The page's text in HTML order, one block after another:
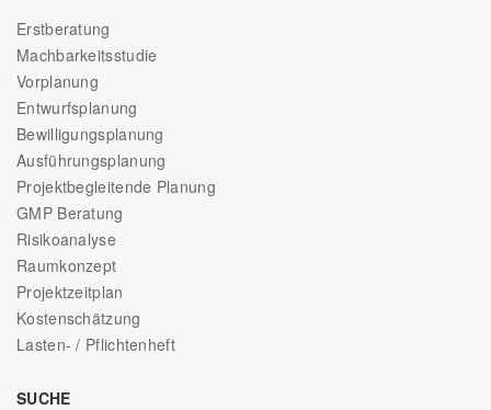
Erstberatung
Machbarkeitsstudie
Vorplanung
Entwurfsplanung
Bewilligungsplanung
Ausführungsplanung
Projektbegleitende Planung
GMP Beratung
Risikoanalyse
Raumkonzept
Projektzeitplan
Kostenschätzung
Lasten- / Pflichtenheft
SUCHE